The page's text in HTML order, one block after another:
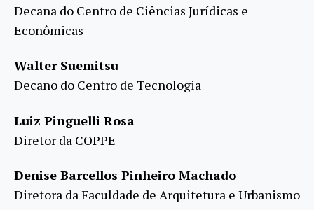
Decana do Centro de Ciências Jurídicas e
Econômicas
Walter Suemitsu
Decano do Centro de Tecnologia
Luiz Pinguelli Rosa
Diretor da COPPE
Denise Barcellos Pinheiro Machado
Diretora da Faculdade de Arquitetura e Urbanismo